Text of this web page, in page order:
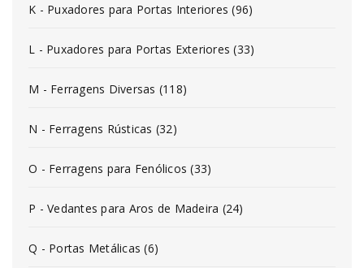
K - Puxadores para Portas Interiores (96)
L - Puxadores para Portas Exteriores (33)
M - Ferragens Diversas (118)
N - Ferragens Rústicas (32)
O - Ferragens para Fenólicos (33)
P - Vedantes para Aros de Madeira (24)
Q - Portas Metálicas (6)